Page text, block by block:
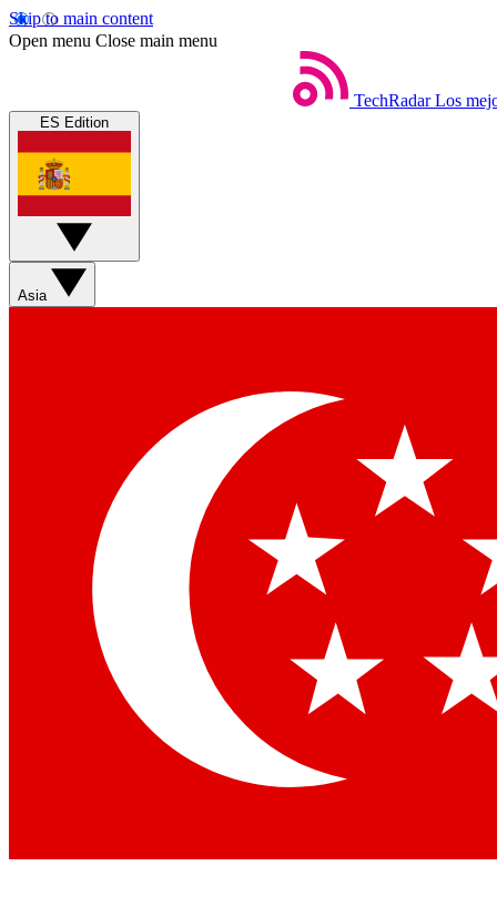
Skip to main content
Open menu Close main menu
TechRadar Los
ES Edition
Asia